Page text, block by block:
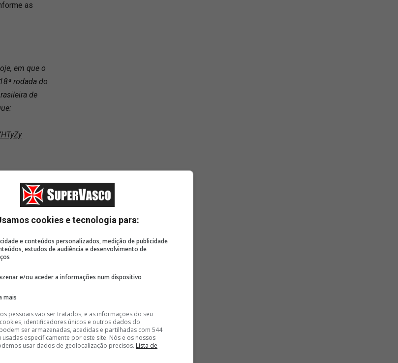
as
em que o
rodada do
de
cookies e tecnologia para:
e conteúdos personalizados, medição de publicidade
estudos de audiência e desenvolvimento de
e/ou aceder a informações num dispositivo
mais
pessoais vão ser tratados, e as informações do seu
identificadores únicos e outros dados do
ser armazenadas, acedidas e partilhadas com 544
especificamente por este site. Nós e os nossos
usar dados de geolocalização precisos. Lista de